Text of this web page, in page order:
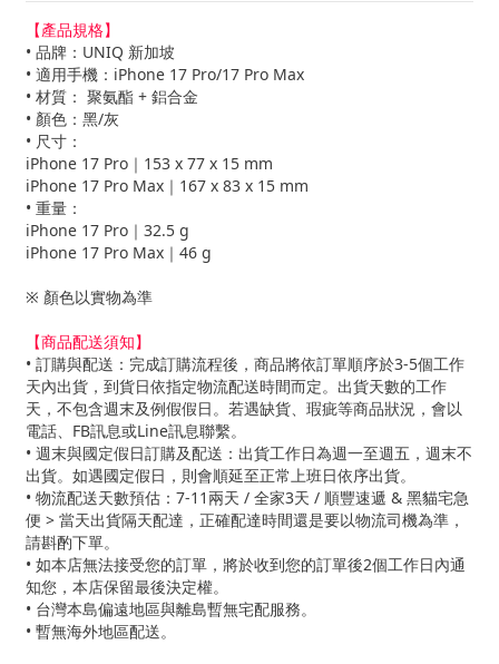
【產品規格】
• 品牌：UNIQ 新加坡
• 適用手機：iPhone 17 Pro/17 Pro Max
• 材質： 聚氨酯 + 鋁合金
• 顏色：黑/灰
• 尺寸：
iPhone 17 Pro｜153 x 77 x 15 mm
iPhone 17 Pro Max｜167 x 83 x 15 mm
• 重量：
iPhone 17 Pro｜32.5 g
iPhone 17 Pro Max｜46 g
※ 顏色以實物為準
【商品配送須知】
• 訂購與配送：完成訂購流程後，商品將依訂單順序於3-5個工作
天內出貨，到貨日依指定物流配送時間而定。出貨天數的工作
天，不包含週末及例假假日。若遇缺貨、瑕疵等商品狀況，會以
電話、FB訊息或Line訊息聯繫。
• 週末與國定假日訂購及配送：出貨工作日為週一至週五，週末不
出貨。如遇國定假日，則會順延至正常上班日依序出貨。
• 物流配送天數預估：7-11兩天 / 全家3天 / 順豐速遞 & 黑貓宅急
便 > 當天出貨隔天配達，正確配達時間還是要以物流司機為準，
請斟酌下單。
• 如本店無法接受您的訂單，將於收到您的訂單後2個工作日內通
知您，本店保留最後決定權。
• 台灣本島偏遠地區與離島暫無宅配服務。
• 暫無海外地區配送。